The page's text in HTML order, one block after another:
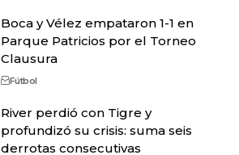
Boca y Vélez empataron 1-1 en
Parque Patricios por el Torneo
Clausura
Fútbol
River perdió con Tigre y
profundizó su crisis: suma seis
derrotas consecutivas